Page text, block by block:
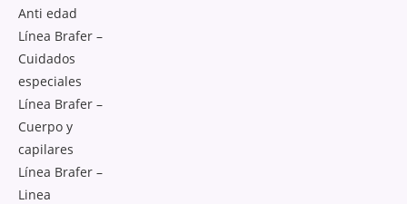
Anti edad
Línea Brafer –
Cuidados
especiales
Línea Brafer –
Cuerpo y
capilares
Línea Brafer –
Linea